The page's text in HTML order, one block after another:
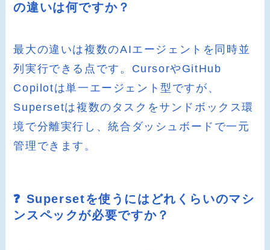
の違いは何ですか？
最大の違いは複数のAIエージェントを同時並
列実行できる点です。CursorやGitHub
Copilotは単一エージェント型ですが、
Supersetは複数のタスクをサンドボックス環
境で分離実行し、統合ダッシュボードで一元
管理できます。
❓ Supersetを使うにはどれくらいのマシ
ンスペックが必要ですか？